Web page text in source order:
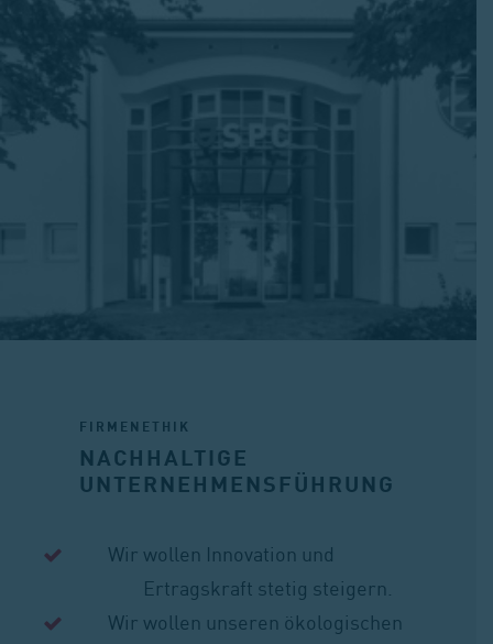
FIRMENETHIK
NACHHALTIGE
UNTERNEHMENSFÜHRUNG
Wir wollen Innovation und
Ertragskraft stetig steigern.
Wir wollen unseren ökologischen